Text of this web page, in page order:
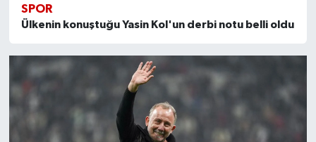
SPOR
Ülkenin konuştuğu Yasin Kol'un derbi notu belli oldu